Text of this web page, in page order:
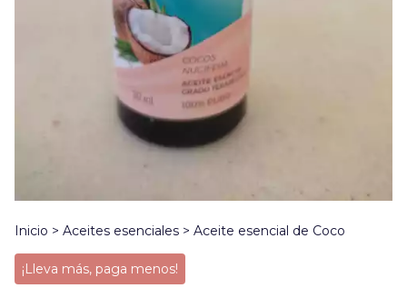
Inicio > Aceites esenciales > Aceite esencial de Coco
¡Lleva más, paga menos!